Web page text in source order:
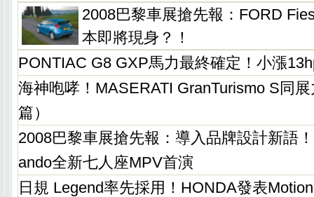
2008巴黎車展搶先報：FORD
本即將現身？！
PONTIAC G8 GXP馬力最終確定！小漲
海神咆哮！MASERATI GranTurismo S同
篇）
2008巴黎車展搶先報：導入品牌設計新語
ando全新七人座MPV首演
日規 Legend率先採用！HONDA發表